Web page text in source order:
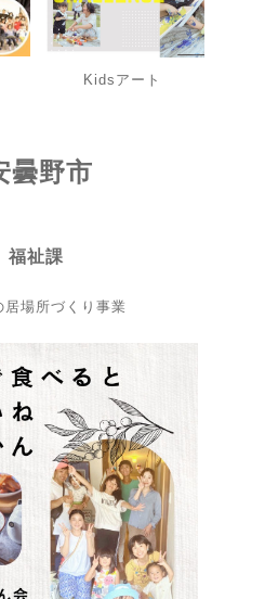
Kidsアート
曇野市
福祉課
居場所づくり事業